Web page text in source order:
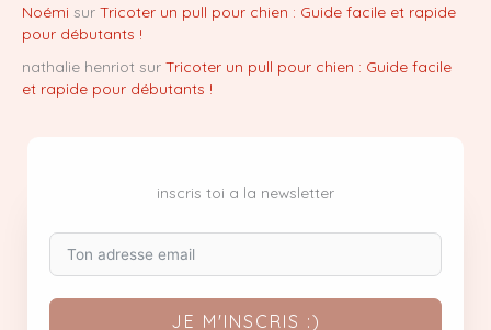
Noémi sur Tricoter un pull pour chien : Guide facile et rapide
pour débutants !
nathalie henriot sur Tricoter un pull pour chien : Guide facile
et rapide pour débutants !
inscris toi a la newsletter
JE M'INSCRIS :)